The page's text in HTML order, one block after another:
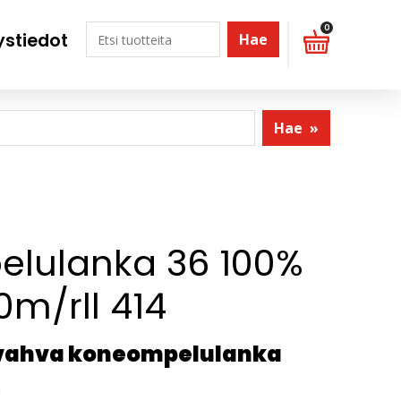
Hae
0
Hae »
36 100%
rll 414
koneompelulanka